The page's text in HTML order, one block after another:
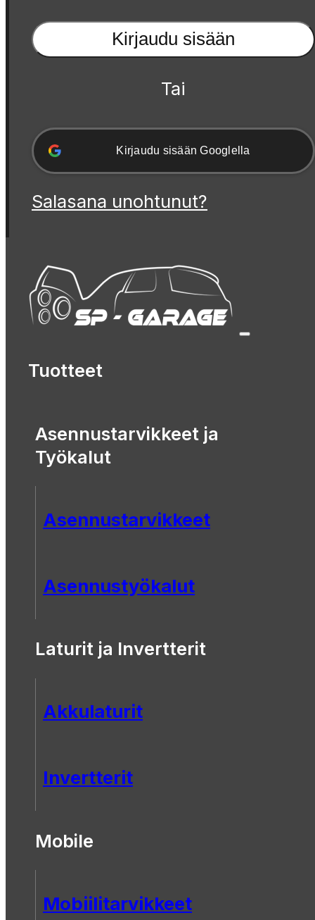
Kirjaudu sisään
Tai
Kirjaudu sisään Googlella
Salasana unohtunut?
Tuotteet
Asennustarvikkeet ja
Työkalut
Asennustarvikkeet
Asennustyökalut
Laturit ja Invertterit
Akkulaturit
Invertterit
Mobile
Mobiilitarvikkeet